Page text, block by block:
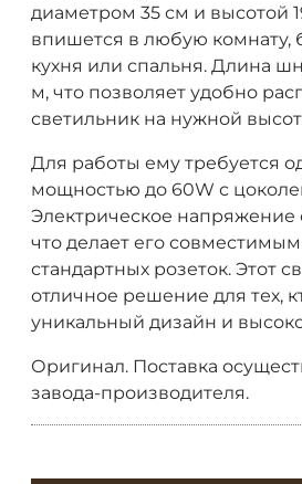
диаметром 35 см и высотой
впишется в любую комнату,
кухня или спальня. Длина
м, что позволяет удобно
светильник на нужной
Для работы ему требуется
мощностью до 60W с
Электрическое напряжение
что делает его
стандартных розеток. Этот
отличное решение для тех,
уникальный дизайн и
Оригинал. Поставка
завода-производителя.